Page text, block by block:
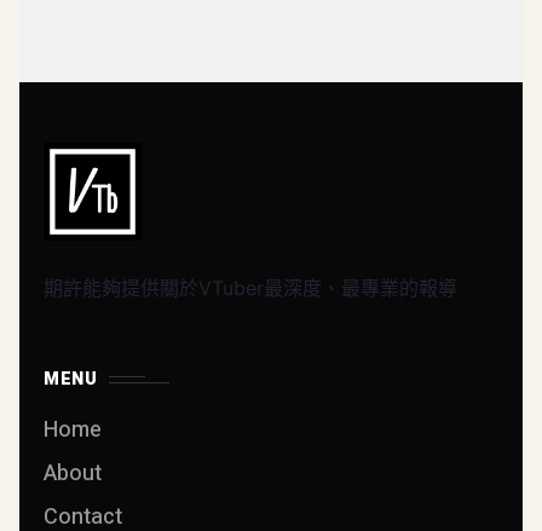
期許能夠提供關於VTuber最深度、最專業的報導
MENU
Home
About
Contact